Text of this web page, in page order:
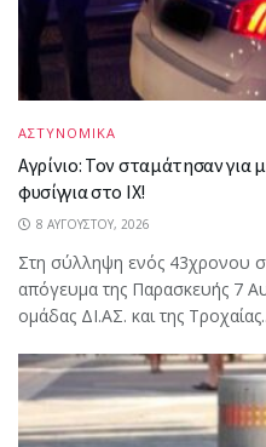
ΑΣΤΥΝΟΜΙΚΑ
Αγρίνιο: Τον σταμάτησαν για
φυσίγγια στο ΙΧ!
8 ΑΥΓΟΎΣΤΟΥ, 2026
Στη σύλληψη ενός 43χρονου
απόγευμα της Παρασκευής 7
ομάδας ΔΙ.ΑΣ. και της